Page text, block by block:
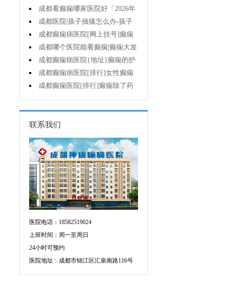
抽搐翻白眼是癫痫吗?
成都看癫痫哪家医院好「2026年
度公布」癫痫要做的护理有哪些?
成都医院|孩子抽搐怎么办-孩子
癫痫病的症状是什么?
成都癫痫病医院[网上挂号]癫痫
的遗传率高不高?
成都哪个医院能看癫痫|癫痫大发
作的原因有哪些?
成都癫痫病医院{地址}癫痫的护
理有哪些?
成都癫痫病医院[排行]女性癫痫
病人能哺乳吗?
成都癫痫医院[排行]癫痫除了药
物还能怎么治?
联系我们
医院电话：18582519024
上班时间：周一至周日
24小时可预约
医院地址：成都市锦江区汇泉南路116号